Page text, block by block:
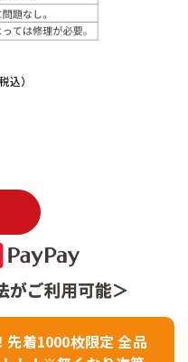
込）
着1000枚限定 全品